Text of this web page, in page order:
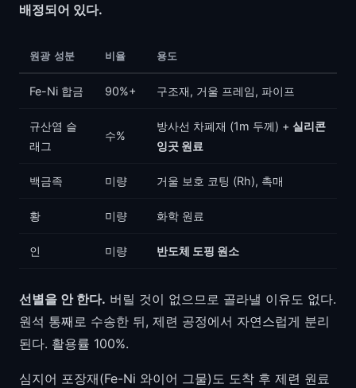
배정되어 있다.
원광 성분 비율 용도
Fe-Ni 합금 90%+ 구조재, 거울 프레임, 파이프
규산염 슬
래그
수%
방사선 차폐재 (1m 두께) + 실리콘
잉곳 원료
백금족 미량 거울 보호 코팅 (Rh), 촉매
황 미량 화학 원료
인 미량 반도체 도핑 원소
선별을 안 한다. 버릴 것이 없으므로 골라낼 이유도 없다.
원석 통째로 수송한 뒤, 제련 공정에서 자연스럽게 분리
된다. 활용률 100%.
심지어 포장재(Fe-Ni 와이어 그물)도 도착 후 제련 원료